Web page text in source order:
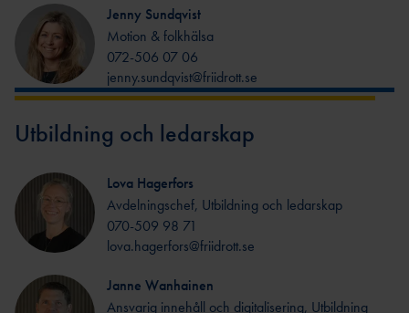
FRIIDROTTSGALA
N
ÖVRIGA
STIPENDIER
FÖRMÅNSBILJETT
ER
Jenny Sundqvist
Motion & folkhälsa
072-506 07 06
jenny.sundqvist@friidrott.se
Utbildning och ledarskap
Lova Hagerfors
Avdelningschef, Utbildning och ledarskap
070-509 98 71
lova.hagerfors@friidrott.se
Janne Wanhainen
Ansvarig innehåll och digitalisering, Utbildning